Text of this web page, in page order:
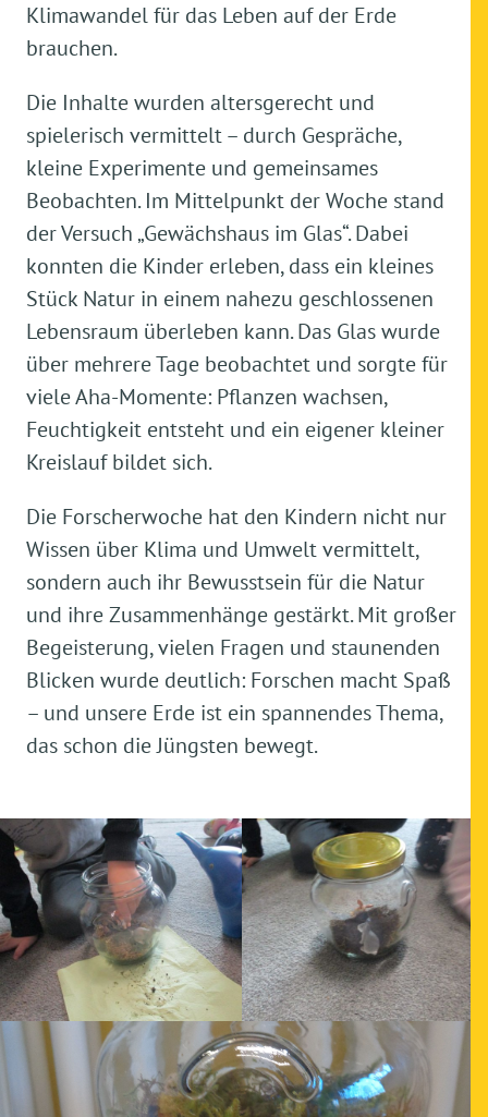
Klimawandel für das Leben auf der Erde
brauchen.
Die Inhalte wurden altersgerecht und
spielerisch vermittelt – durch Gespräche,
kleine Experimente und gemeinsames
Beobachten. Im Mittelpunkt der Woche stand
der Versuch „Gewächshaus im Glas“. Dabei
konnten die Kinder erleben, dass ein kleines
Stück Natur in einem nahezu geschlossenen
Lebensraum überleben kann. Das Glas wurde
über mehrere Tage beobachtet und sorgte für
viele Aha-Momente: Pflanzen wachsen,
Feuchtigkeit entsteht und ein eigener kleiner
Kreislauf bildet sich.
Die Forscherwoche hat den Kindern nicht nur
Wissen über Klima und Umwelt vermittelt,
sondern auch ihr Bewusstsein für die Natur
und ihre Zusammenhänge gestärkt. Mit großer
Begeisterung, vielen Fragen und staunenden
Blicken wurde deutlich: Forschen macht Spaß
– und unsere Erde ist ein spannendes Thema,
das schon die Jüngsten bewegt.